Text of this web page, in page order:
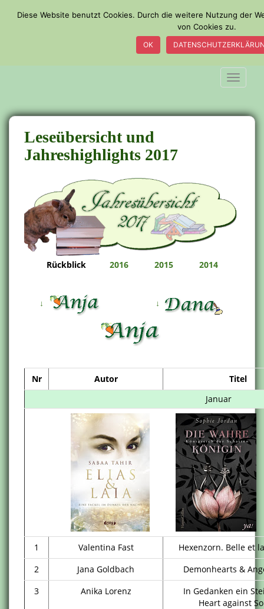
Leseübersicht und
Jahreshighlights 2017
Rückblick 2016 2015 2014
↓ ↓
Nr Autor
Titel
Januar
1 Valentina Fast
Hexenzorn. Belle et
2
Jana Goldbach
Demonhearts &
3
Anika Lorenz
In Gedanken ein
Heart against
Diese Website benutzt Cookies. Durch die weitere Nutzung der
von Cookies zu.
OK